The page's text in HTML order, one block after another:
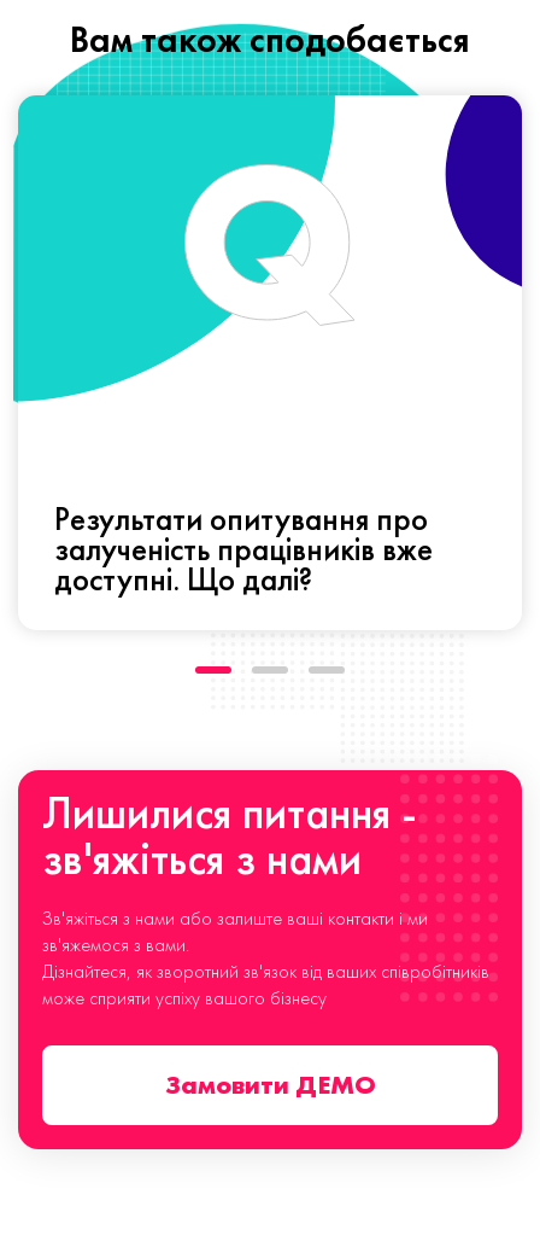
Вам також сподобається
Результати опитування про
залученість працівників вже
доступні. Що далі?
Лишилися питання -
зв'яжіться з нами
Зв'яжіться з нами або залиште ваші контакти і ми
зв'яжемося з вами.
Дізнайтеся, як зворотний зв'язок від ваших співробітників
може сприяти успіху вашого бізнесу
Замовити ДЕМО